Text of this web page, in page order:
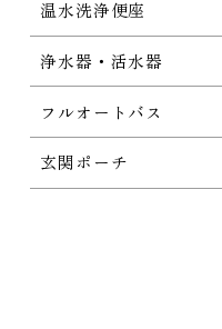
温水洗浄便座
浄水器・活水器
フルオートバス
玄関ポーチ